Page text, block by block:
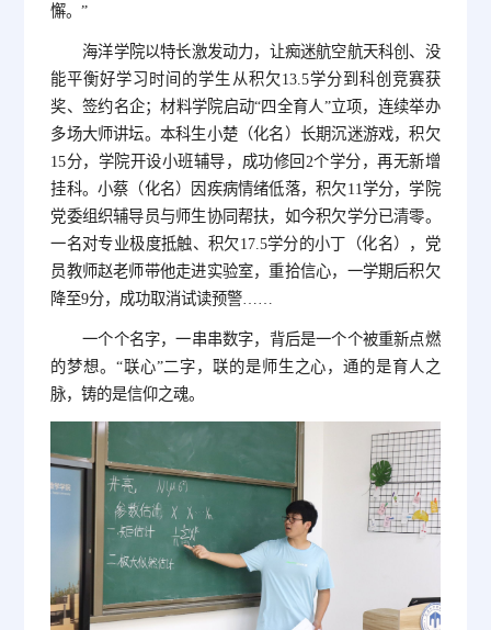
懈。”
海洋学院以特长激发动力，让痴迷航空航天科创、没
能平衡好学习时间的学生从积欠13.5学分到科创竞赛获
奖、签约名企；材料学院启动“四全育人”立项，连续举办
多场大师讲坛。本科生小楚（化名）长期沉迷游戏，积欠
15分，学院开设小班辅导，成功修回2个学分，再无新增
挂科。小蔡（化名）因疾病情绪低落，积欠11学分，学院
党委组织辅导员与师生协同帮扶，如今积欠学分已清零。
一名对专业极度抵触、积欠17.5学分的小丁（化名），党
员教师赵老师带他走进实验室，重拾信心，一学期后积欠
降至9分，成功取消试读预警……
一个个名字，一串串数字，背后是一个个被重新点燃
的梦想。“联心”二字，联的是师生之心，通的是育人之
脉，铸的是信仰之魂。